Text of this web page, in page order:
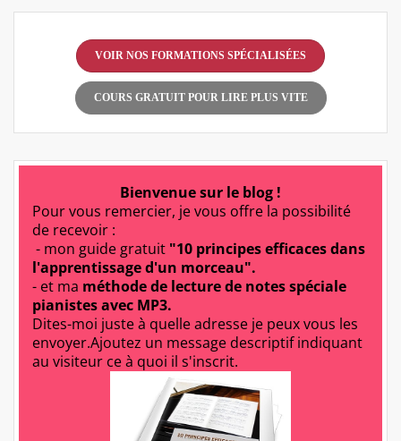
VOIR NOS FORMATIONS SPÉCIALISÉES
COURS GRATUIT POUR LIRE PLUS VITE